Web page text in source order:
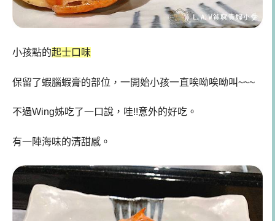
小孩點的起士口味
保留了蝦腦蝦膏的部位，一開始小孩一直唉呦唉呦叫~~~
不過Wing姊吃了一口說，哇!!意外的好吃。
有一陣海味的清甜感。